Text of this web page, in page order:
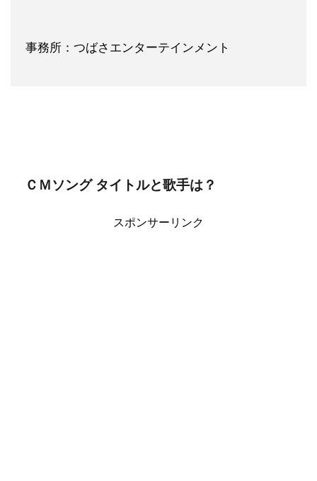
事務所：つばさエンターテインメント
ＣＭソング タイトルと歌手は？
スポンサーリンク